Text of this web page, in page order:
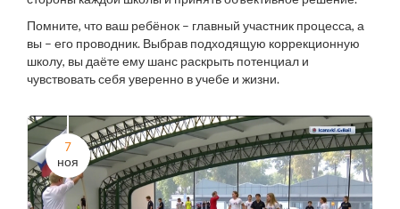
Помните, что ваш ребёнок – главный участник процесса, а
вы – его проводник. Выбрав подходящую коррекционную
школу, вы даёте ему шанс раскрыть потенциал и
чувствовать себя уверенно в учебе и жизни.
7
ноя